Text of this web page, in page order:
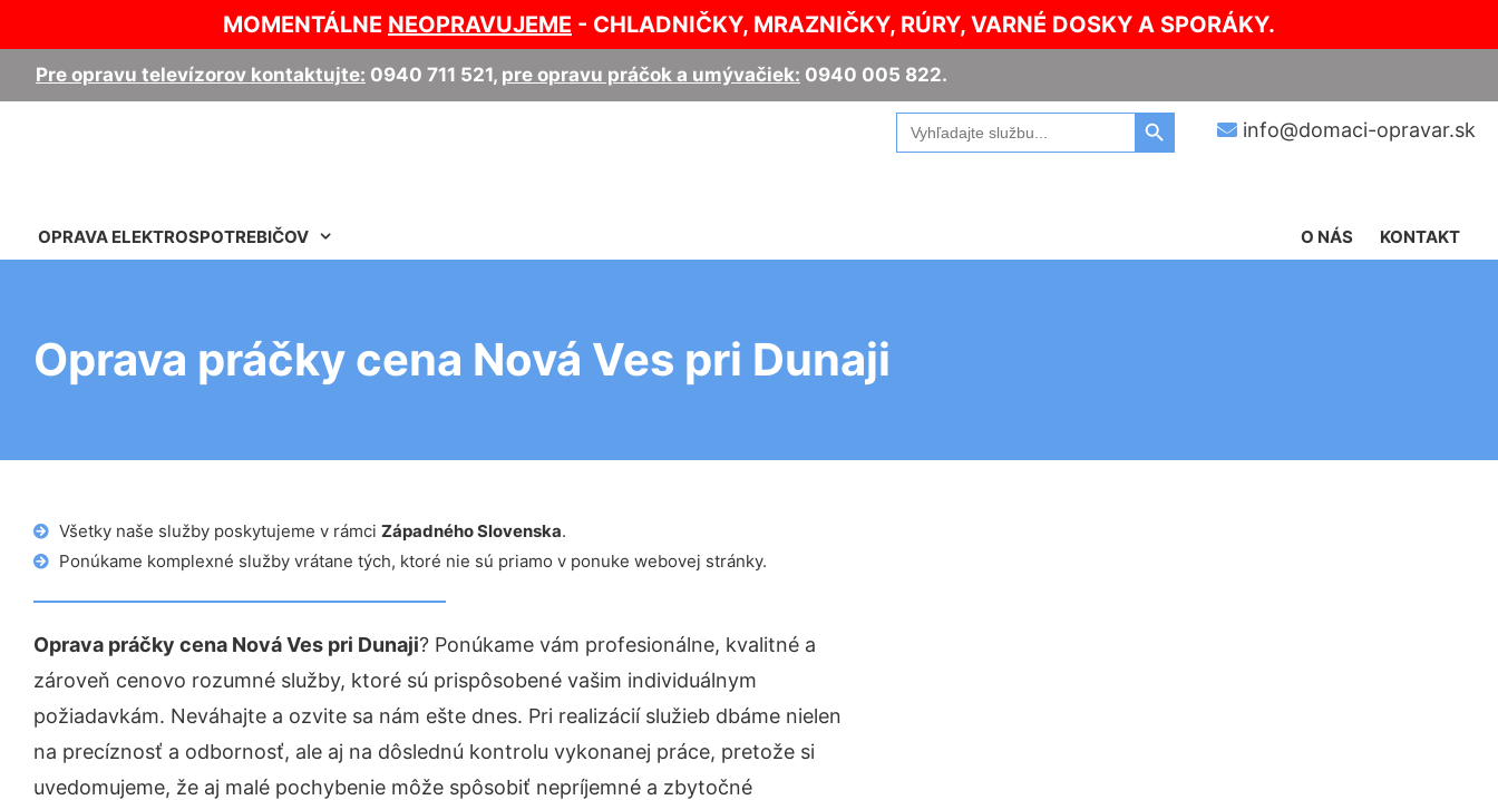
MOMENTÁLNE NEOPRAVUJEME - CHLADNIČKY, MRAZNIČKY, RÚRY, VARNÉ DOSKY A SPORÁKY.
Pre opravu televízorov kontaktujte: 0940 711 521, pre opravu práčok a umývačiek: 0940 005 822.
info@domaci-opravar.sk
Search
for:
Search Button
OPRAVA ELEKTROSPOTREBIČOV KONTAKT
O NÁS
Oprava práčky cena Nová Ves pri Dunaji
Všetky naše služby poskytujeme v rámci Západného Slovenska.
Ponúkame komplexné služby vrátane tých, ktoré nie sú priamo v ponuke webovej stránky.
Oprava práčky cena Nová Ves pri Dunaji? Ponúkame vám profesionálne, kvalitné a
zároveň cenovo rozumné služby, ktoré sú prispôsobené vašim individuálnym
požiadavkám. Neváhajte a ozvite sa nám ešte dnes. Pri realizácií služieb dbáme nielen
na precíznosť a odbornosť, ale aj na dôslednú kontrolu vykonanej práce, pretože si
uvedomujeme, že aj malé pochybenie môže spôsobiť nepríjemné a zbytočné